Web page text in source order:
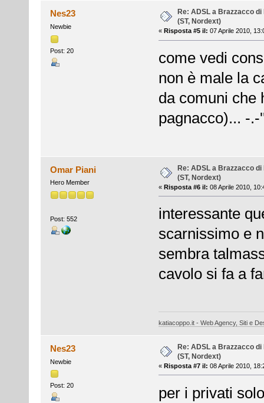
Nes23
Newbie
Post: 20
Re: ADSL a Brazzacco
(ST, Nordext)
« Risposta #5 il: 07 Aprile 2010,
come vedi
non è male la
da comuni che
pagnacco)... -.-
Omar Piani
Hero Member
Post: 552
Re: ADSL a Brazzacco
(ST, Nordext)
« Risposta #6 il: 08 Aprile 2010,
interessante
scarnissimo e
sembra
cavolo si fa a
katiacoppo.it - Web Agency, Siti e
Nes23
Newbie
Post: 20
Re: ADSL a Brazzacco
(ST, Nordext)
« Risposta #7 il: 08 Aprile 2010,
per i privati